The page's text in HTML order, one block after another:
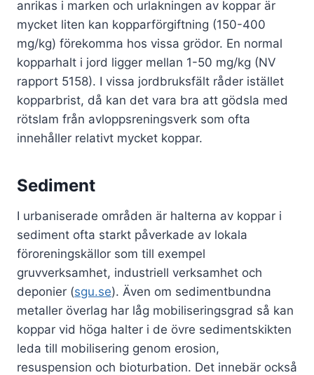
anrikas i marken och urlakningen av koppar är
mycket liten kan kopparförgiftning (150-400
mg/kg) förekomma hos vissa grödor. En normal
kopparhalt i jord ligger mellan 1-50 mg/kg (NV
rapport 5158). I vissa jordbruksfält råder istället
kopparbrist, då kan det vara bra att gödsla med
rötslam från avloppsreningsverk som ofta
innehåller relativt mycket koppar.
Sediment
I urbaniserade områden är halterna av koppar i
sediment ofta starkt påverkade av lokala
föroreningskällor som till exempel
gruvverksamhet, industriell verksamhet och
deponier (sgu.se). Även om sedimentbundna
metaller överlag har låg mobiliseringsgrad så kan
koppar vid höga halter i de övre sedimentskikten
leda till mobilisering genom erosion,
resuspension och bioturbation. Det innebär också